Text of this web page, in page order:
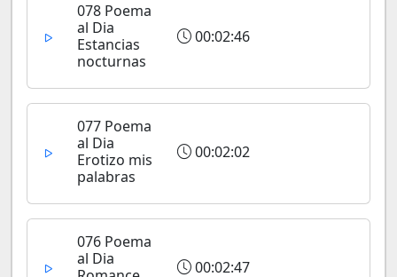
078 Poema
al Dia
Estancias
nocturnas
00:02:46
077 Poema
al Dia
Erotizo mis
palabras
00:02:02
076 Poema
al Dia
00:02:47